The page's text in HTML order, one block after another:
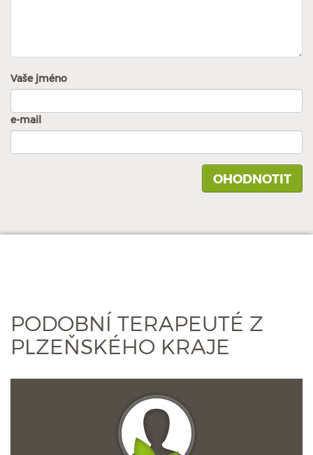
Vaše jméno
e-mail
PODOBNÍ TERAPEUTÉ Z
PLZEŇSKÉHO KRAJE